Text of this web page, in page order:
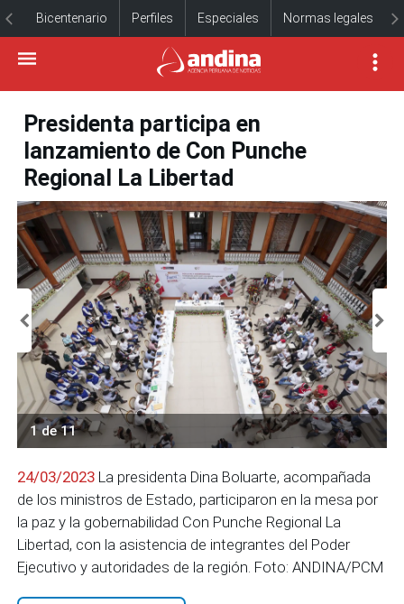
Bicentenario Perfiles Especiales Normas legales
Presidenta participa en
lanzamiento de Con Punche
Regional La Libertad
1 de 11
24/03/2023 La presidenta Dina Boluarte, acompañada
de los ministros de Estado, participaron en la mesa por
la paz y la gobernabilidad Con Punche Regional La
Libertad, con la asistencia de integrantes del Poder
Ejecutivo y autoridades de la región. Foto: ANDINA/PCM